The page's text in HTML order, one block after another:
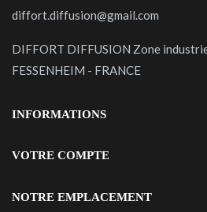
diffort.diffusion@gmail.com
DIFFORT DIFFUSION Zone
FESSENHEIM - FRANCE
INFORMATIONS
VOTRE COMPTE
NOTRE EMPLACEMENT